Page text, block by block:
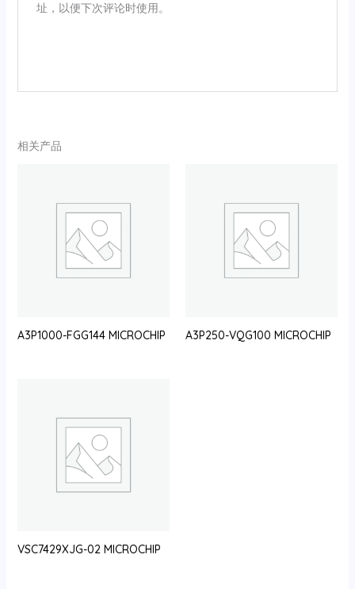
址，以便下次评论时使用。
相关产品
A3P1000-FGG144 MICROCHIP A3P250-VQG100 MICROCHIP
VSC7429XJG-02 MICROCHIP